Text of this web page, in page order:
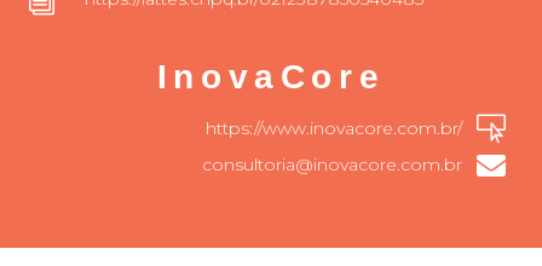
InovaCore

https://www.inovacore.com.br/

consultoria@inovacore.com.br